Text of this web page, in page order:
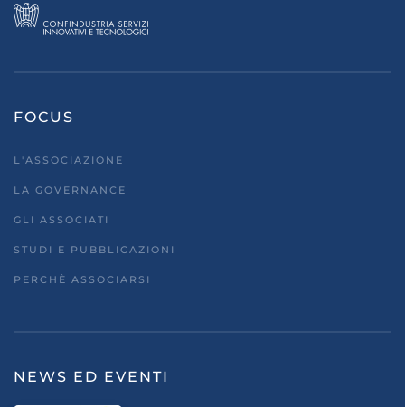
FOCUS
L'ASSOCIAZIONE
LA GOVERNANCE
GLI ASSOCIATI
STUDI E PUBBLICAZIONI
PERCHÈ ASSOCIARSI
NEWS ED EVENTI